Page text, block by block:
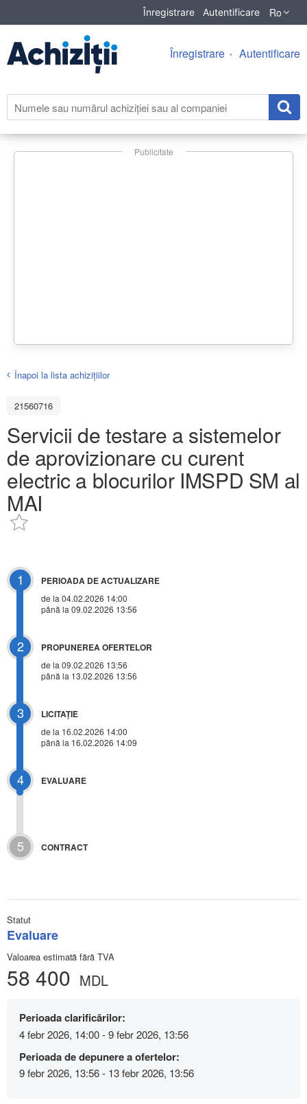
Înregistrare Autentificare Ro
Înregistrare Autentificare
Publicitate
Înapoi la lista achiziţiilor
21560716
Servicii de testare a sistemelor
de aprovizionare cu curent
electric a blocurilor IMSPD SM al
MAI
1 PERIOADA DE ACTUALIZARE
de la 04.02.2026 14:00
până la 09.02.2026 13:56
2 PROPUNEREA OFERTELOR
de la 09.02.2026 13:56
până la 13.02.2026 13:56
3 LICITAŢIE
de la 16.02.2026 14:00
până la 16.02.2026 14:09
4 EVALUARE
5 CONTRACT
Statut
Evaluare
Valoarea estimată fără TVA
58 400 MDL
Perioada clarificărilor:
4 febr 2026, 14:00 - 9 febr 2026, 13:56
Perioada de depunere a ofertelor:
9 febr 2026, 13:56 - 13 febr 2026, 13:56